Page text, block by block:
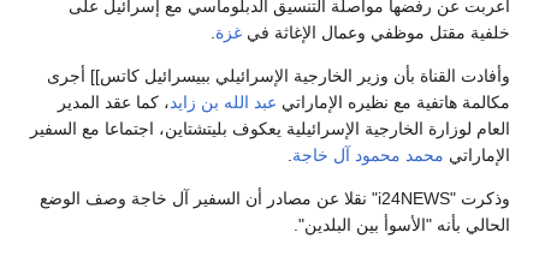
أعربت عن رفضها مواصلة التنسيق الدبلوماسي مع إسرائيل على
خلفية مقتل موظفي وعمال الإغاثة في غزة
وأفادت القناة بأن وزير الخارجية الإسرائيلي ببيسرائيل كاتس]] أجرى
مكالمة هاتفية مع نظيره الإماراتي عبد الله بن زايد، كما عقد المدير
العام لوزارة الخارجية الإسرائيلية يعكوف بليتشتاين، اجتماعا مع السفير
الإماراتي محمد محمود آل خاجة
وذكرت "i24NEWS" نقلا عن مصادر أن السفير آل خاجة وصف الوضع
الحالي بأنه "الأسوأ بين البلدين".